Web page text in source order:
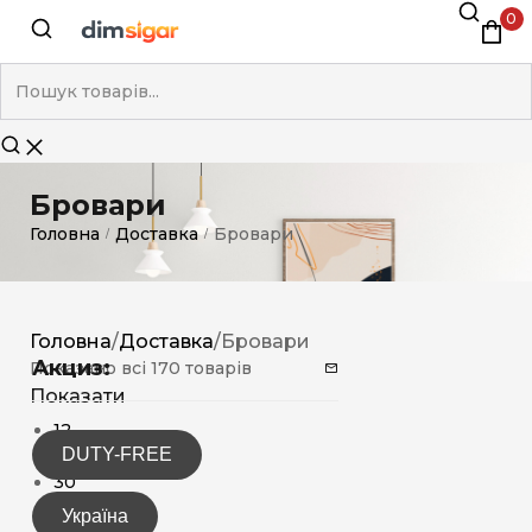
0
Бровари
Головна / Доставка / Бровари
Акциз:
DUTY-FREE
Україна
Головна/Доставка/Бровари
Показано всі 170 товарів
Показати
12
15
30